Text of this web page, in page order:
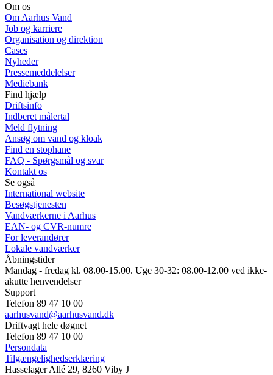
Om os
Om Aarhus Vand
Job og karriere
Organisation og direktion
Cases
Nyheder
Pressemeddelelser
Mediebank
Find hjælp
Driftsinfo
Indberet målertal
Meld flytning
Ansøg om vand og kloak
Find en stophane
FAQ - Spørgsmål og svar
Kontakt os
Se også
International website
Besøgstjenesten
Vandværkerne i Aarhus
EAN- og CVR-numre
For leverandører
Lokale vandværker
Åbningstider
Mandag - fredag kl. 08.00-15.00. Uge 30-32: 08.00-12.00 ved ikke-
akutte henvendelser
Support
Telefon 89 47 10 00
aarhusvand@aarhusvand.dk
Driftvagt hele døgnet
Telefon 89 47 10 00
Persondata
Tilgængelighedserklæring
Hasselager Allé 29, 8260 Viby J